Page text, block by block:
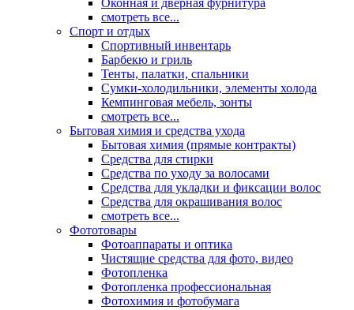
Оконная и дверная фурнитура
смотреть все...
Спорт и отдых
Спортивный инвентарь
Барбекю и гриль
Тенты, палатки, спальники
Сумки-холодильники, элементы холода
Кемпинговая мебель, зонты
смотреть все...
Бытовая химия и средства ухода
Бытовая химия (прямые контракты)
Средства для стирки
Средства по уходу за волосами
Средства для укладки и фиксации волос
Средства для окрашивания волос
смотреть все...
Фототовары
Фотоаппараты и оптика
Чистящие средства для фото, видео
Фотопленка
Фотопленка профессиональная
Фотохимия и фотобумага